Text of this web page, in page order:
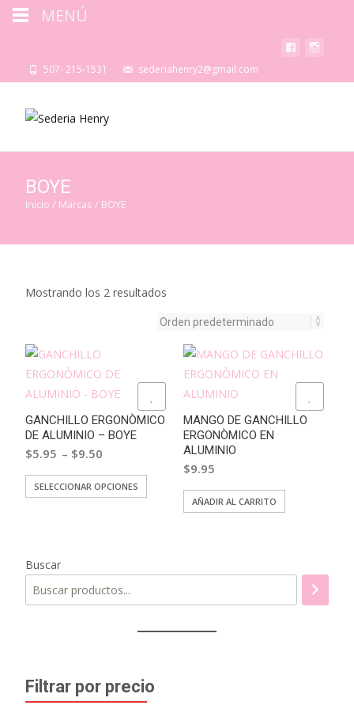
507- 215-1531 sederiahenry2@gmail.com
BOYE
Inicio / Marcas / BOYE
Mostrando los 2 resultados
GANCHILLO ERGONÒMICO
DE ALUMINIO – BOYE
$5.95 – $9.50
SELECCIONAR OPCIONES
producto
opciones
en
la
ADD TO WISHLIST
MANGO DE GANCHILLO
ERGONÒMICO EN
ALUMINIO
$9.95
AÑADIR AL CARRITO
ADD TO WISHLIST
Buscar
Filtrar por precio
MENÚ